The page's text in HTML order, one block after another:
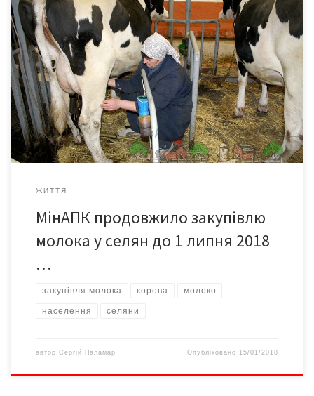
Згідно з вимогами Угоди про асоціацію з Європейським
Союзом, Україна мала з січня 2018 року відмовитися від
закупівлі молока другого ґатунку (так зване домашнє молоко).
Однак Мінагрополітики ініціювало відтермінування набуття
чинності нового стандарту на півроку. Про це йдеться на сайті
МінАПК. Відстрочення набуття чинності нового ДСТУ 3662:2015
«Молоко-сировина коров’яче. Технічні умови» на […]
ЖИТТЯ
МінАПК продовжило закупівлю
молока у селян до 1 липня 2018
…
закупівля молока корова молоко
населення селяни
автор Сергій Паламар Опубліковано 15/01/2018